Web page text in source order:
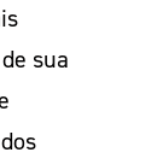
sua